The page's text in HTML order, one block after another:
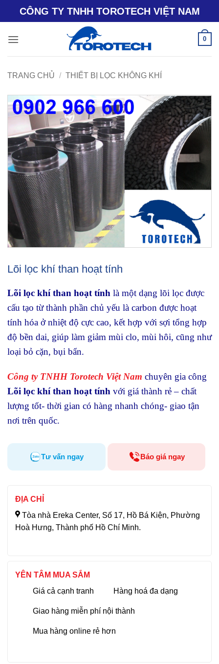
dung
CÔNG TY TNHH TOROTECH VIỆT NAM
0
TRANG CHỦ / THIẾT BỊ LỌC KHÔNG KHÍ
Lõi lọc khí than hoạt tính
Lõi lọc khí than hoạt tính là một dạng lõi lọc được
cấu tạo từ thành phần chủ yếu là carbon được hoạt
tính hóa ở nhiệt độ cực cao, kết hợp với sợi tổng hợp
độ bền dai, giúp làm giảm mùi clo, mùi hôi, cũng như
loại bỏ cặn, bụi bẩn.
Công ty TNHH Torotech Việt Nam chuyên gia công
Lõi lọc khí than hoạt tính với giá thành rẻ – chất
lượng tốt- thời gian có hàng nhanh chóng- giao tận
nơi trên quốc.
Tư vấn ngay Báo giá ngay
ĐỊA CHỈ
Tòa nhà Ereka Center, Số 17, Hồ Bá Kiện, Phường
Hoà Hưng, Thành phố Hồ Chí Minh.
YÊN TÂM MUA SẮM
Giá cả cạnh tranh
Hàng hoá đa dạng
Giao hàng miễn phí nội thành
Mua hàng online rẻ hơn